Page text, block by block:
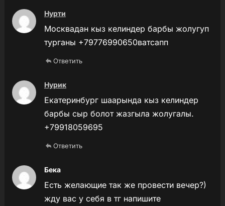
Нурти
Москвадан кыз келиндер барбы жолугуп
турганы +79776990650ватсапп
Ответить
Нурик
Екатеринбург шаарында кыз келиндер
барбы сыр болот жазгыла жолугалы.
+79918059695
Ответить
Бека
Есть желающие так же провести вечер?)
жду вас у себя в тг напишите